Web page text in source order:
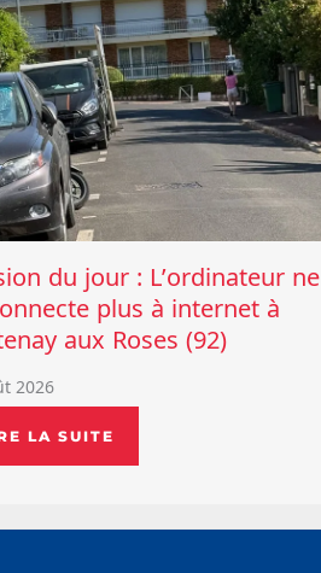
du jour : L’ordinateur ne
plus à internet à
aux Roses (92)
2026
LA SUITE